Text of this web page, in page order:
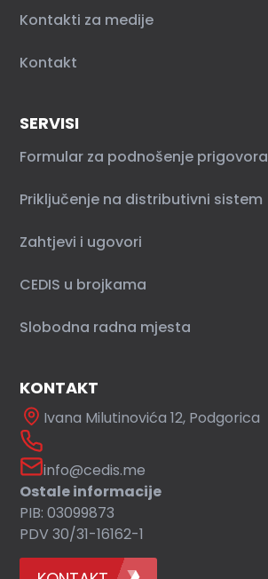
Kontakti za medije
Kontakt
SERVISI
Formular za podnošenje prigovora
Priključenje na distributivni sistem
Zahtjevi i ugovori
CEDIS u brojkama
Slobodna radna mjesta
KONTAKT
Ivana Milutinovića 12, Podgorica
info@cedis.me
Ostale informacije
PIB: 03099873
PDV 30/31-16162-1